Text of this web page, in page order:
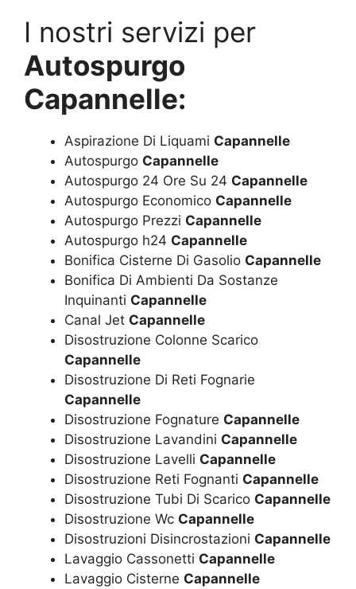
I nostri servizi per
Autospurgo
Capannelle:
Aspirazione Di Liquami Capannelle
Autospurgo Capannelle
Autospurgo 24 Ore Su 24 Capannelle
Autospurgo Economico Capannelle
Autospurgo Prezzi Capannelle
Autospurgo h24 Capannelle
Bonifica Cisterne Di Gasolio Capannelle
Bonifica Di Ambienti Da Sostanze
Inquinanti Capannelle
Canal Jet Capannelle
Disostruzione Colonne Scarico
Capannelle
Disostruzione Di Reti Fognarie
Capannelle
Disostruzione Fognature Capannelle
Disostruzione Lavandini Capannelle
Disostruzione Lavelli Capannelle
Disostruzione Reti Fognanti Capannelle
Disostruzione Tubi Di Scarico Capannelle
Disostruzione Wc Capannelle
Disostruzioni Disincrostazioni Capannelle
Lavaggio Cassonetti Capannelle
Lavaggio Cisterne Capannelle